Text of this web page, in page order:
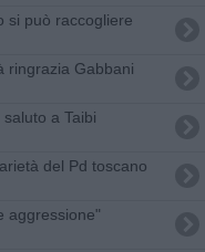
si può raccogliere
ringrazia Gabbani
a Taibi
del Pd toscano
aggressione"